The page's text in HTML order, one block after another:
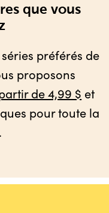
que vous
préférés de
proposons
de 4,99 $ et
pour toute la